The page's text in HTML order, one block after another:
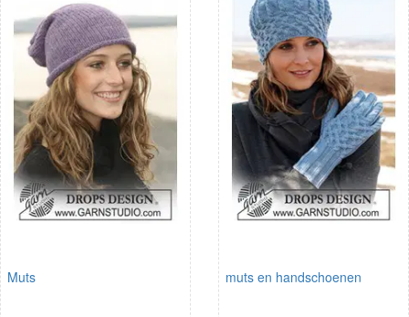
Muts muts en handschoenen